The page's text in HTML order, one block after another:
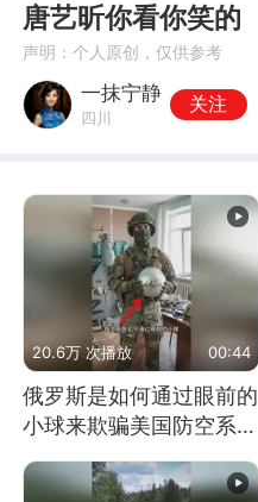
唐艺昕你看你笑的
声明：个人原创，仅供参考
一抹宁静
四川
关注
20.6万 次播放 00:44
俄罗斯是如何通过眼前的
小球来欺骗美国防空系统